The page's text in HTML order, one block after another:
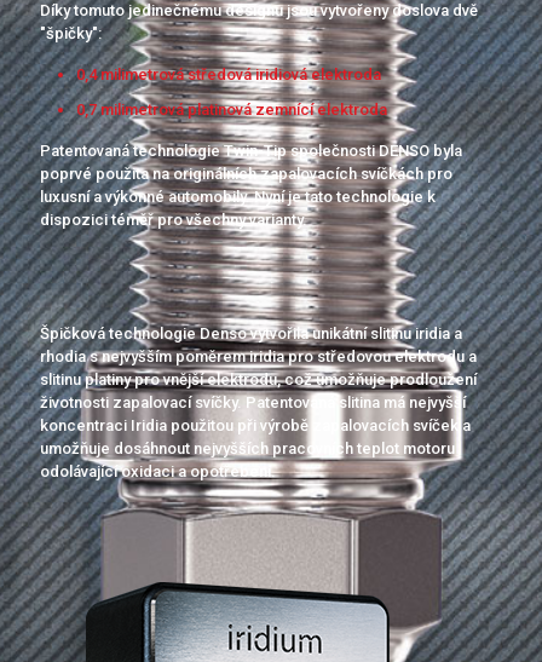
Díky tomuto jedinečnému designu jsou vytvořeny doslova dvě
"špičky":
0,4 milimetrová středová iridiová elektroda
0,7 milimetrová platinová zemnící elektroda
Patentovaná technologie Twin-Tip společnosti DENSO byla
poprvé použita na originálních zapalovacích svíčkách pro
luxusní a výkonné automobily. Nyní je tato technologie k
dispozici téměř pro všechny varianty.
Špičková technologie Denso vytvořila unikátní slitinu iridia a
rhodia s nejvyšším poměrem iridia pro středovou elektrodu a
slitinu platiny pro vnější elektrodu, což umožňuje prodloužení
životnosti zapalovací svíčky. Patentovaná slitina má nejvyšší
koncentraci Iridia použitou při výrobě zapalovacích svíček a
umožňuje dosáhnout nejvyšších pracovních teplot motoru
odolávající oxidaci a opotřebení.